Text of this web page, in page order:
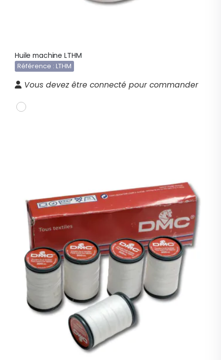
Huile machine LTHM
Référence : LTHM
Vous devez être connecté pour commander